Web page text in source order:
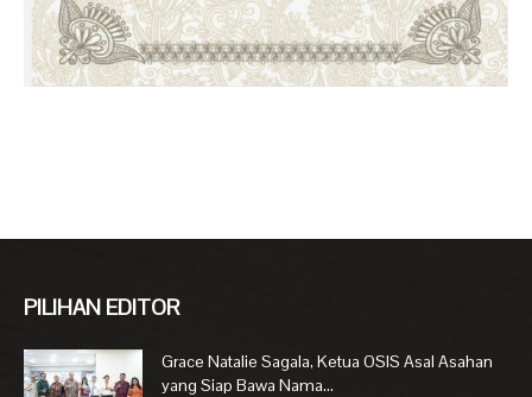
PILIHAN EDITOR
Grace Natalie Sagala, Ketua OSIS Asal Asahan
yang Siap Bawa Nama...